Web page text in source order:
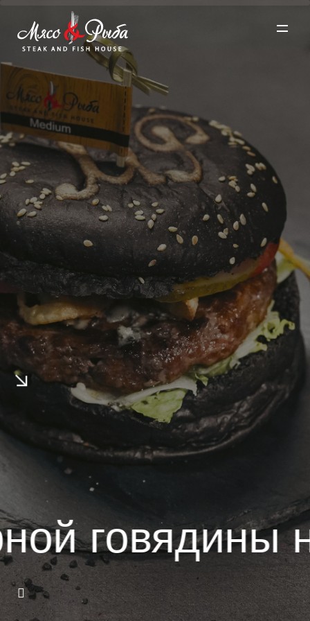
О проекте ▼
Меню ▼
Рестораны ▼
Акции
Забронировать
Франчайзинг
Доставка
Язык/
Language
говядины